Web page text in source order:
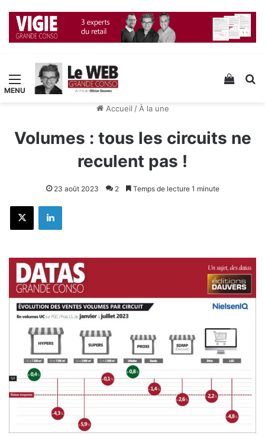
Menu Voir
Accueil / À la une
Volumes : tous les circuits ne
reculent pas !
23 août 2023 2 Temps de lecture 1 minute
X Linkedin